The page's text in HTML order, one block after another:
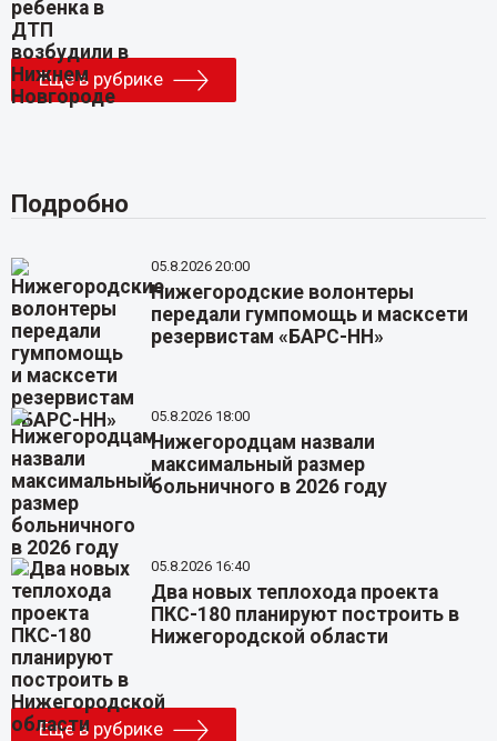
Еще в рубрике
Подробно
05.8.2026 20:00
Нижегородские волонтеры
передали гумпомощь и масксети
резервистам «БАРС-НН»
05.8.2026 18:00
Нижегородцам назвали
максимальный размер
больничного в 2026 году
05.8.2026 16:40
Два новых теплохода проекта
ПКС-180 планируют построить в
Нижегородской области
Еще в рубрике